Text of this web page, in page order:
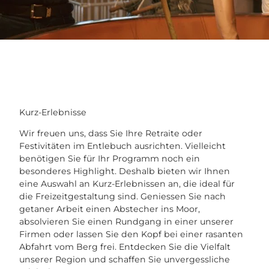
Kurz-Erlebnisse
Wir freuen uns, dass Sie Ihre Retraite oder
Festivitäten im Entlebuch ausrichten. Vielleicht
benötigen Sie für Ihr Programm noch ein
besonderes Highlight. Deshalb bieten wir Ihnen
eine Auswahl an Kurz-Erlebnissen an, die ideal für
die Freizeitgestaltung sind. Geniessen Sie nach
getaner Arbeit einen Abstecher ins Moor,
absolvieren Sie einen Rundgang in einer unserer
Firmen oder lassen Sie den Kopf bei einer rasanten
Abfahrt vom Berg frei. Entdecken Sie die Vielfalt
unserer Region und schaffen Sie unvergessliche